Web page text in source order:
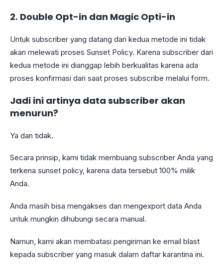
2. Double Opt-in dan Magic Opti-in
Untuk subscriber yang datang dari kedua metode ini tidak
akan melewati proses Sunset Policy. Karena subscriber dari
kedua metode ini dianggap lebih berkualitas karena ada
proses konfirmasi dari saat proses subscribe melalui form.
Jadi ini artinya data subscriber akan
menurun?
Ya dan tidak.
Secara prinsip, kami tidak membuang subscriber Anda yang
terkena sunset policy, karena data tersebut 100% milik
Anda.
Anda masih bisa mengakses dan mengexport data Anda
untuk mungkin dihubungi secara manual.
Namun, kami akan membatasi pengiriman ke email blast
kepada subscriber yang masuk dalam daftar karantina ini.